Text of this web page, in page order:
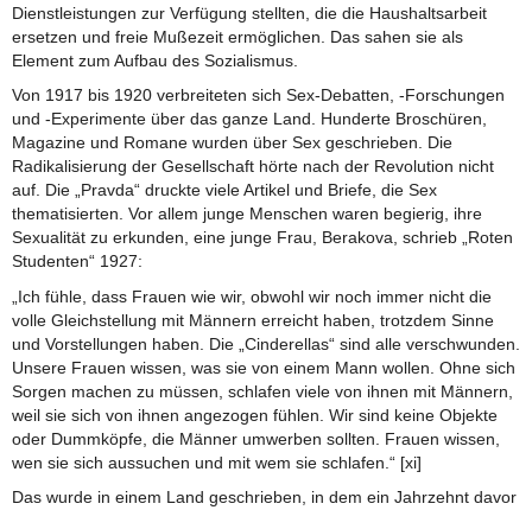
Dienstleistungen zur Verfügung stellten, die die Haushaltsarbeit
ersetzen und freie Mußezeit ermöglichen. Das sahen sie als
Element zum Aufbau des Sozialismus.
Von 1917 bis 1920 verbreiteten sich Sex-Debatten, -Forschungen
und -Experimente über das ganze Land. Hunderte Broschüren,
Magazine und Romane wurden über Sex geschrieben. Die
Radikalisierung der Gesellschaft hörte nach der Revolution nicht
auf. Die „Pravda“ druckte viele Artikel und Briefe, die Sex
thematisierten. Vor allem junge Menschen waren begierig, ihre
Sexualität zu erkunden, eine junge Frau, Berakova, schrieb „Roten
Studenten“ 1927:
„Ich fühle, dass Frauen wie wir, obwohl wir noch immer nicht die
volle Gleichstellung mit Männern erreicht haben, trotzdem Sinne
und Vorstellungen haben. Die „Cinderellas“ sind alle verschwunden.
Unsere Frauen wissen, was sie von einem Mann wollen. Ohne sich
Sorgen machen zu müssen, schlafen viele von ihnen mit Männern,
weil sie sich von ihnen angezogen fühlen. Wir sind keine Objekte
oder Dummköpfe, die Männer umwerben sollten. Frauen wissen,
wen sie sich aussuchen und mit wem sie schlafen.“ [xi]
Das wurde in einem Land geschrieben, in dem ein Jahrzehnt davor